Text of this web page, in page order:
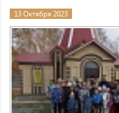
13 Октября 2023